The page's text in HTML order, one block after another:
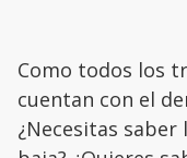
Como todos los
cuentan con el
¿Necesitas